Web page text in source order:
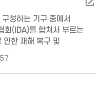
성하는 기구 중에서
회(IDA)를 합쳐서 부르는
인한 재해 복구 및
자금 지원을 목적으로
본부를 두고 있다.
의 임원이 IDA의 임원을
구분 없이 세계은행으로
쟁복구 지원에